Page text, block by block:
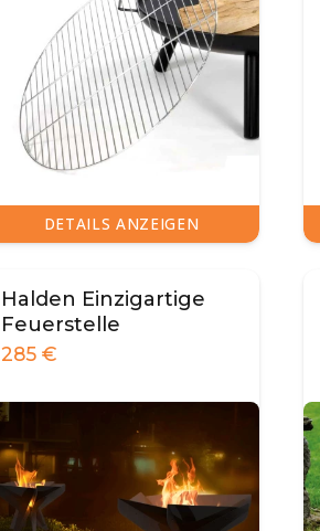
DETAILS ANZEIGEN
Halden Einzigartige
Feuerstelle
285 €